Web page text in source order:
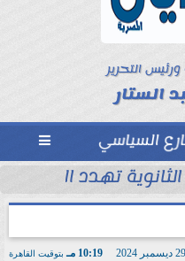
التحرير
الستار
السياسي 
تهدد الأمن
10:19 مـ بتوقيت القاهرة